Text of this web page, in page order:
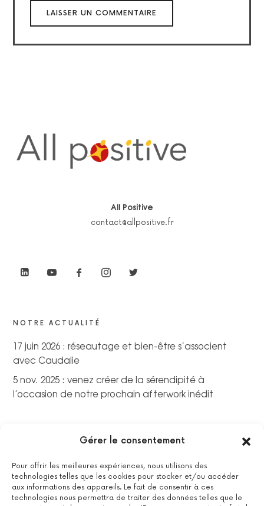
Gérer le consentement
Pour offrir les meilleures expériences, nous utilisons des
technologies telles que les cookies pour stocker et/ou accéder
aux informations des appareils. Le fait de consentir à ces
technologies nous permettra de traiter des données telles que le
All Positive
contact@allpositive.fr
NOTRE ACTUALITÉ
17 juin 2026 : réseautage et bien-être s’associent
avec Caudalie
5 nov. 2025 : venez créer de la sérendipité à
l’occasion de notre prochain afterwork inédit